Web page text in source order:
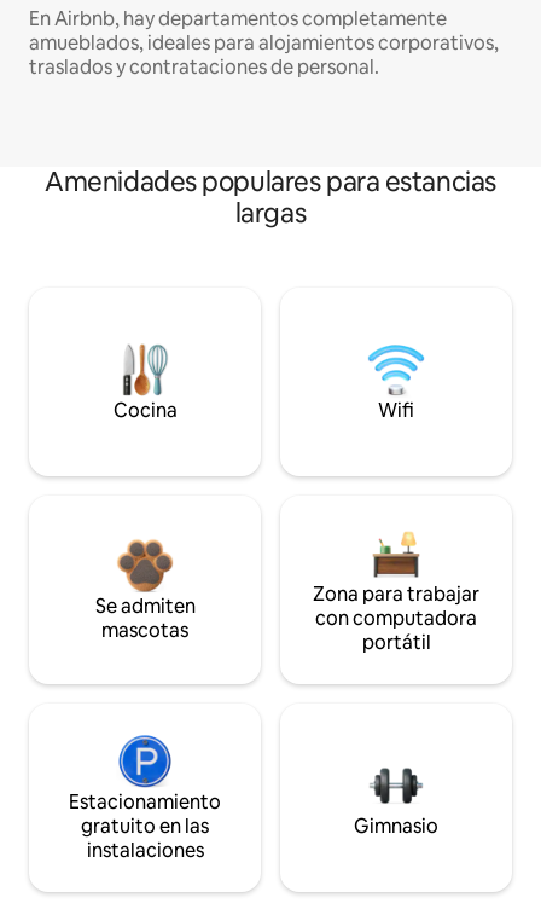
En Airbnb, hay departamentos completamente
amueblados, ideales para alojamientos corporativos,
traslados y contrataciones de personal.
Amenidades populares para estancias
largas
Cocina Wifi
Se admiten
mascotas
Zona para trabajar
con computadora
portátil
Estacionamiento
gratuito en las
instalaciones
Gimnasio